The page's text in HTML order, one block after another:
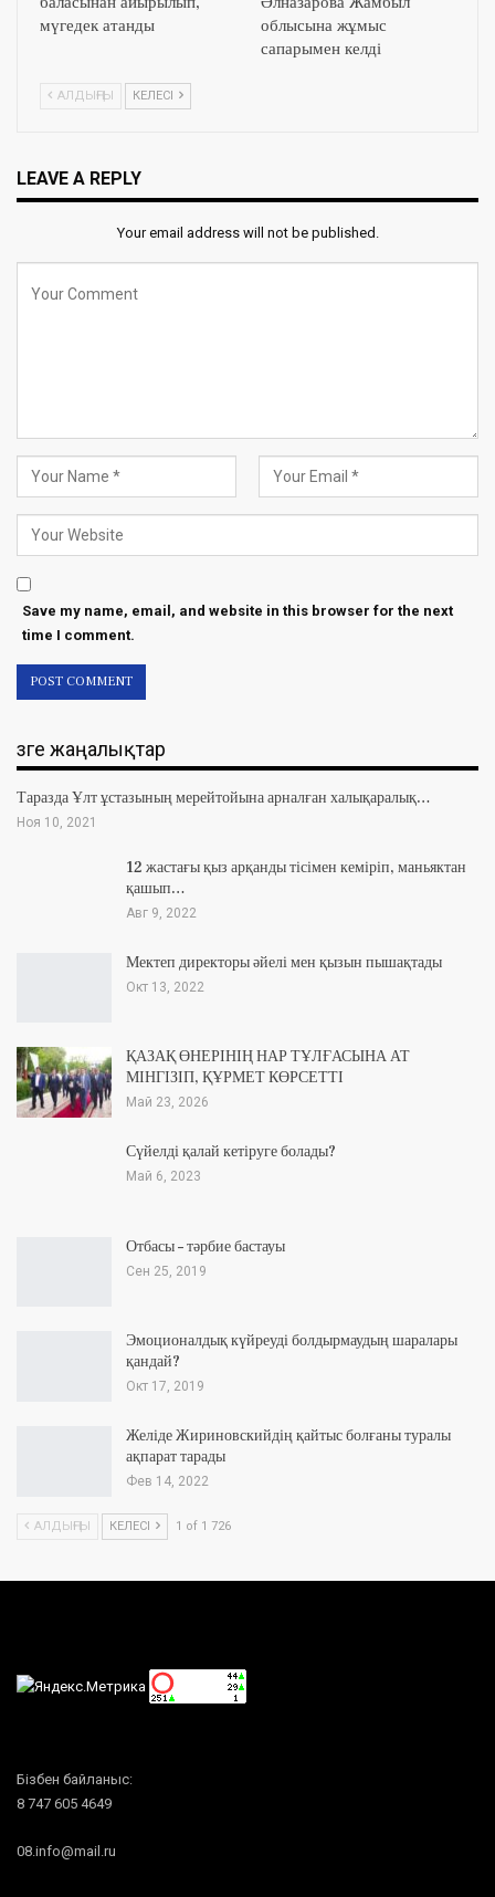
мүгедек атанды
облысына жұмыс
сапарымен келді
АЛДЫҢҒЫ КЕЛЕСІ
LEAVE A REPLY
Your email address will not be published.
Save my name, email, and website in this browser for the next
time I comment.
Өзге жаңалықтар
Таразда Ұлт ұстазының мерейтойына арналған халықаралық…
Ноя 10, 2021
12 жастағы қыз арқанды тісімен кеміріп, маньяктан
қашып…
Авг 9, 2022
Мектеп директоры әйелі мен қызын пышақтады
Окт 13, 2022
ҚАЗАҚ ӨНЕРІНІҢ НАР ТҰЛҒАСЫНА АТ
МІНГІЗІП, ҚҰРМЕТ КӨРСЕТТІ
Май 23, 2026
Сүйелді қалай кетіруге болады?
Май 6, 2023
Отбасы – тәрбие бастауы
Сен 25, 2019
Эмоционалдық күйреуді болдырмаудың шаралары
қандай?
Окт 17, 2019
Желіде Жириновскийдің қайтыс болғаны туралы
ақпарат тарады
Фев 14, 2022
АЛДЫҢҒЫ КЕЛЕСІ 1 of 1 726
Бізбен байланыс:
8 747 605 4649
08.info@mail.ru